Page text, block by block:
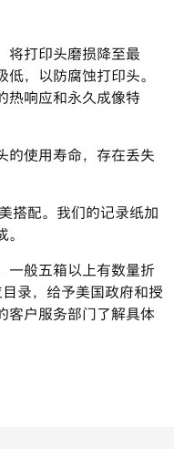
将打印头磨损降至最
，以防腐蚀打印头。
热响应和永久成像特
的使用寿命，存在丢失
搭配。我们的记录纸加
。
一般五箱以上有数量折
录，给予美国政府和授
客户服务部门了解具体